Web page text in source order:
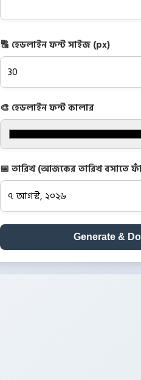
🔠 হেডলাইন ফন্ট সাইজ (px)
🎨 হেডলাইন ফন্ট কালার
📅 তারিখ (আজকের তারিখ বসাতে
Generate &